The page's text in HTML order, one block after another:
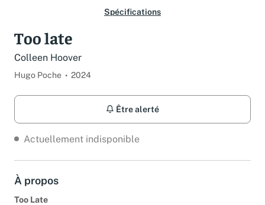
Spécifications
Too late
Colleen Hoover
Hugo Poche 2024
Être alerté
Actuellement indisponible
À propos
Too Late